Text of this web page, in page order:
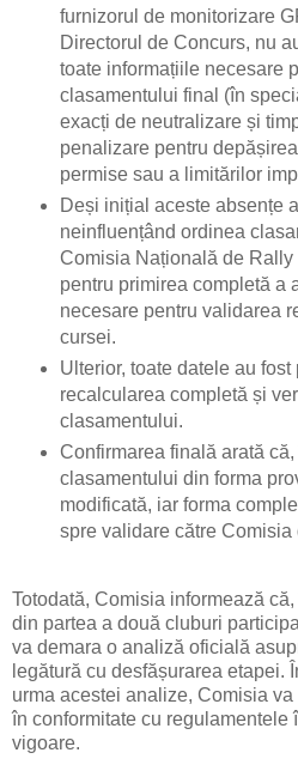
furnizorul de monitorizare
Directorul de Concurs, nu
toate informațiile necesare
clasamentului final (în
exacți de neutralizare și
penalizare pentru
permise sau a limitărilor
Deși inițial aceste absențe
neinfluențând ordinea
Comisia Națională de
pentru primirea completă a
necesare pentru validarea
cursei.
Ulterior, toate datele au
recalcularea completă și
clasamentului.
Confirmarea finală arată
clasamentului din forma
modificată, iar forma
spre validare către
Totodată, Comisia informează
din partea a două cluburi
va demara o analiză oficială
legătură cu desfășurarea etapei.
urma acestei analize, Comisia
în conformitate cu regulamentele
vigoare.